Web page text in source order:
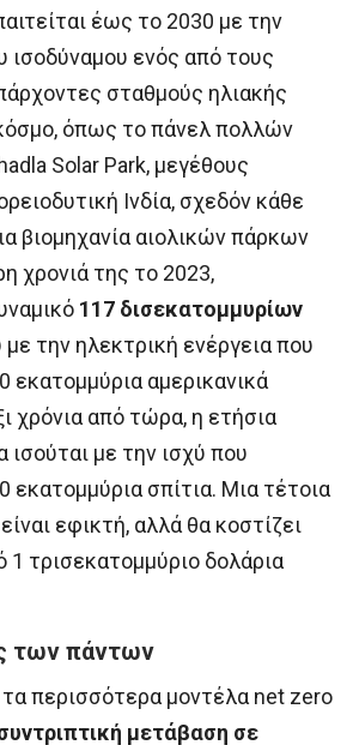
έως το 2030 με την
ισοδύναμου ενός από τους
σταθμούς ηλιακής
όπως το πάνελ πολλών
Solar Park, μεγέθους
Ινδία, σχεδόν κάθε
βιομηχανία αιολικών πάρκων
χρονιά της το 2023,
117 δισεκατομμυρίων
με την ηλεκτρική ενέργεια που
εκατομμύρια αμερικανικά
χρόνια από τώρα, η ετήσια
ισούται με την ισχύ που
εκατομμύρια σπίτια. Μια τέτοια
εφικτή, αλλά θα κοστίζει
τρισεκατομμύριο δολάρια
των πάντων
περισσότερα μοντέλα net zero
μετάβαση σε